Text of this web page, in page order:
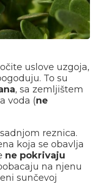
uslove uzgoja,
To su
, sa zemljištem
voda (ne
reznica.
koja se obavlja
ne pokrivaju
na njenu
sunčevoj